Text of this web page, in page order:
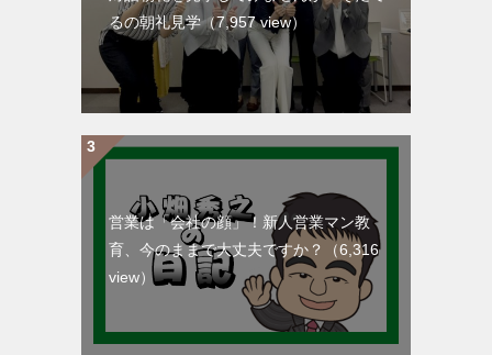
るの朝礼見学（7,957 view）
営業は「会社の顔」！新人営業マン教
育、今のままで大丈夫ですか？
（6,316
view）